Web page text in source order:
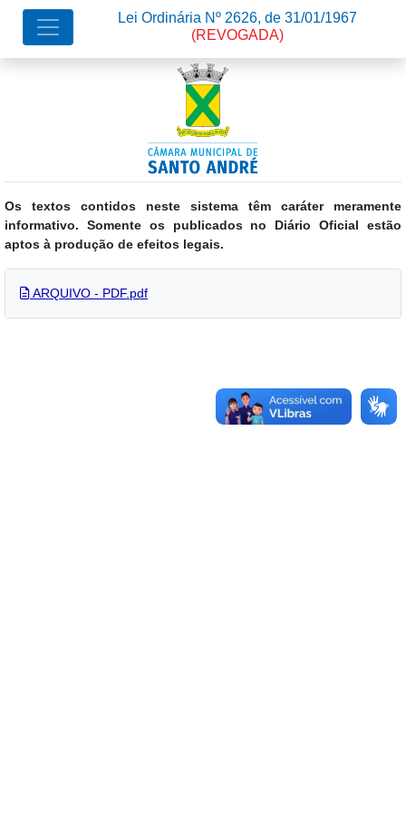
Os textos contidos neste sistema têm caráter meramente
informativo. Somente os publicados no Diário Oficial estão
aptos à produção de efeitos legais.
Lei Ordinária Nº 2626, de 31/01/1967
(REVOGADA)
ARQUIVO - PDF.pdf